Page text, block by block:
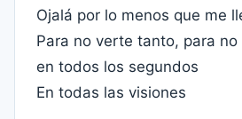
Ojalá por lo menos que me
Para no verte tanto, para
en todos los segundos
En todas las visiones